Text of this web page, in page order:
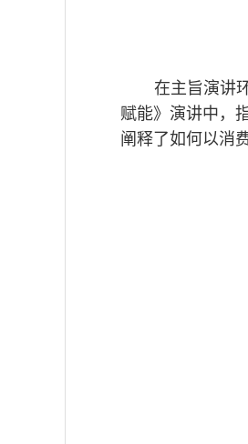
在主旨演讲
赋能》演讲中，
阐释了如何以消